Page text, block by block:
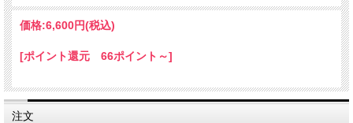
・350ml缶が9本収納可能
・遊び心のあるテントトップデザイン。
・どちら側にもオープン可能なスイング式フタ。
・フタが安全かつ簡単に開けられるプッシュボタン式。
価格:6,600円(税込)
[ポイント還元 66ポイント～]
注文